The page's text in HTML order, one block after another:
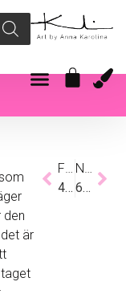
den
är
Föregående
4 DECEMBER – BLYGSAMMA BO
Nästa
6 DECEMBER – UNDER THE STARS